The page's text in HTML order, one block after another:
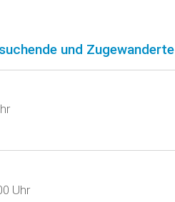
und Zugewanderte
Uhr